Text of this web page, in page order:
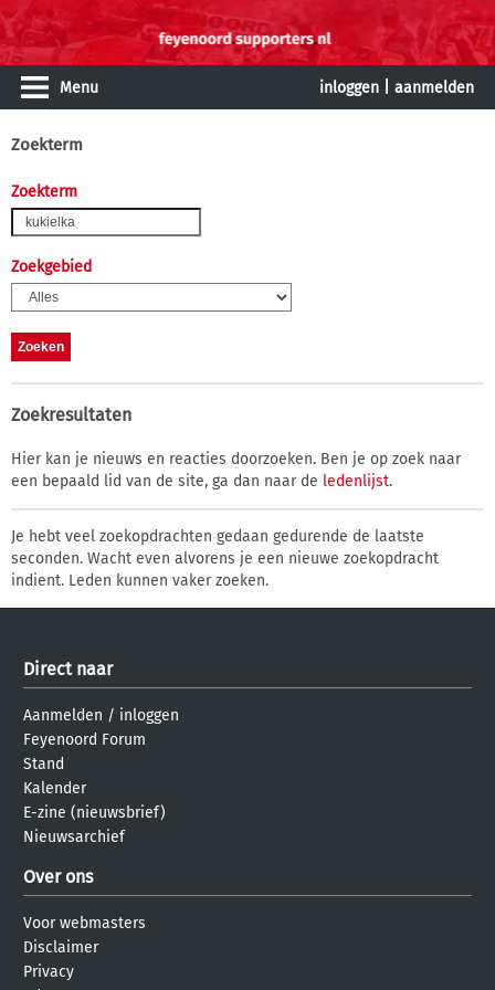
Menu inloggen aanmelden
Zoekterm
Zoekterm
Zoekgebied
Zoekresultaten
Hier kan je nieuws en reacties doorzoeken. Ben je op zoek naar
een bepaald lid van de site, ga dan naar de ledenlijst.
Je hebt veel zoekopdrachten gedaan gedurende de laatste
seconden. Wacht even alvorens je een nieuwe zoekopdracht
indient. Leden kunnen vaker zoeken.
Direct naar
Aanmelden / inloggen
Feyenoord Forum
Stand
Kalender
E-zine (nieuwsbrief)
Nieuwsarchief
Over ons
Voor webmasters
Disclaimer
Privacy